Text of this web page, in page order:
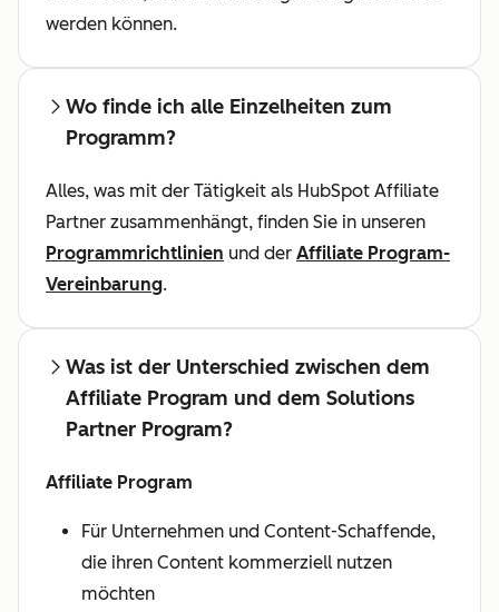
werden können.
Wo finde ich alle Einzelheiten zum
Programm?
Alles, was mit der Tätigkeit als HubSpot Affiliate
Partner zusammenhängt, finden Sie in unseren
Programmrichtlinien und der Affiliate Program-
Vereinbarung.
Was ist der Unterschied zwischen dem
Affiliate Program und dem Solutions
Partner Program?
Affiliate Program
Für Unternehmen und Content-Schaffende,
die ihren Content kommerziell nutzen
möchten